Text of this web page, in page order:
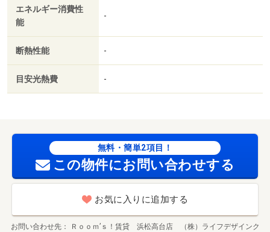
エネルギー消費性
能
-
断熱性能 -
目安光熱費 -
無料・簡単2項目！
この物件にお問い合わせする
お気に入りに追加する
お問い合わせ先
Ｒｏｏｍ’ｓ！賃貸 浜松高台店 （株）ライフデザインク